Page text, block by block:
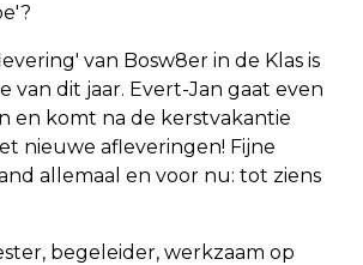
van Bosw8er in de Klas is
van dit jaar. Evert-Jan gaat even
en komt na de kerstvakantie
nieuwe afleveringen! Fijne
allemaal en voor nu: tot ziens
begeleider, werkzaam op